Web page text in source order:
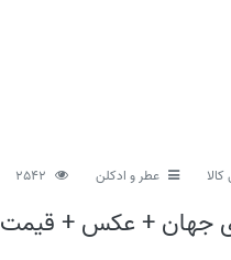
عطر و ادکلن 2542
جهان + عکس + قیمت